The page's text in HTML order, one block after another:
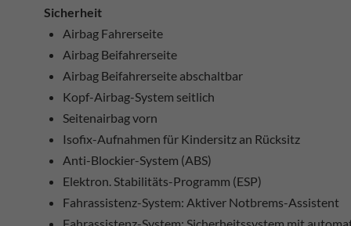
Sicherheit
Airbag Fahrerseite
Airbag Beifahrerseite
Airbag Beifahrerseite abschaltbar
Kopf-Airbag-System seitlich
Seitenairbag vorn
Isofix-Aufnahmen für Kindersitz an Rücksitz
Anti-Blockier-System (ABS)
Elektron. Stabilitäts-Programm (ESP)
Fahrassistenz-System: Aktiver Notbrems-Assistent